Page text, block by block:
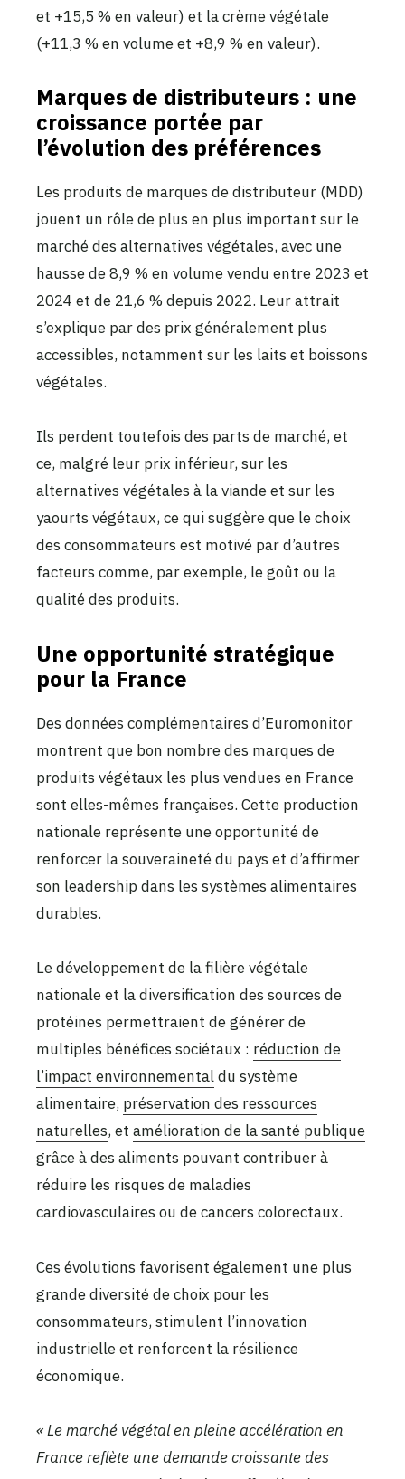
et +15,5 % en valeur) et la crème végétale
(+11,3 % en volume et +8,9 % en valeur).
Marques de distributeurs : une
croissance portée par
l’évolution des préférences
Les produits de marques de distributeur (MDD)
jouent un rôle de plus en plus important sur le
marché des alternatives végétales, avec une
hausse de 8,9 % en volume vendu entre 2023 et
2024 et de 21,6 % depuis 2022. Leur attrait
s’explique par des prix généralement plus
accessibles, notamment sur les laits et boissons
végétales.
Ils perdent toutefois des parts de marché, et
ce, malgré leur prix inférieur, sur les
alternatives végétales à la viande et sur les
yaourts végétaux, ce qui suggère que le choix
des consommateurs est motivé par d’autres
facteurs comme, par exemple, le goût ou la
qualité des produits.
Une opportunité stratégique
pour la France
Des données complémentaires d’Euromonitor
montrent que bon nombre des marques de
produits végétaux les plus vendues en France
sont elles-mêmes françaises. Cette production
nationale représente une opportunité de
renforcer la souveraineté du pays et d’affirmer
son leadership dans les systèmes alimentaires
durables.
Le développement de la filière végétale
nationale et la diversification des sources de
protéines permettraient de générer de
multiples bénéfices sociétaux : réduction de
l’impact environnementaldu système
alimentaire, préservation des ressources
naturelles, et amélioration de la santé publique
grâce à des aliments pouvant contribuer à
réduire les risques de maladies
cardiovasculaires ou de cancers colorectaux.
Ces évolutions favorisent également une plus
grande diversité de choix pour les
consommateurs, stimulent l’innovation
industrielle et renforcent la résilience
économique.
« Le marché végétal en pleine accélération en
France reflète une demande croissante des